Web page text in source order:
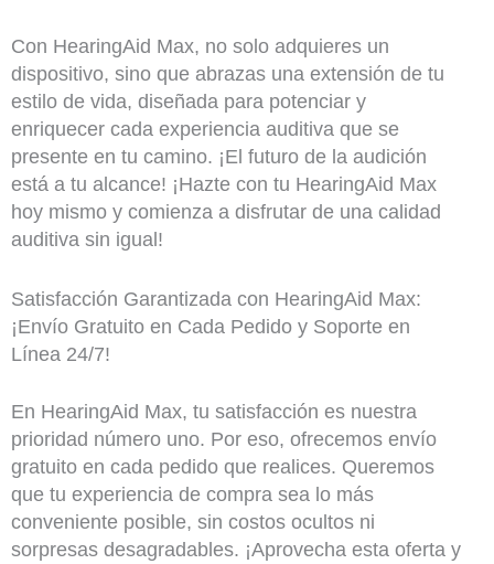
Con HearingAid Max, no solo adquieres un
dispositivo, sino que abrazas una extensión de tu
estilo de vida, diseñada para potenciar y
enriquecer cada experiencia auditiva que se
presente en tu camino. ¡El futuro de la audición
está a tu alcance! ¡Hazte con tu HearingAid Max
hoy mismo y comienza a disfrutar de una calidad
auditiva sin igual!
Satisfacción Garantizada con HearingAid Max:
¡Envío Gratuito en Cada Pedido y Soporte en
Línea 24/7!
En HearingAid Max, tu satisfacción es nuestra
prioridad número uno. Por eso, ofrecemos envío
gratuito en cada pedido que realices. Queremos
que tu experiencia de compra sea lo más
conveniente posible, sin costos ocultos ni
sorpresas desagradables. ¡Aprovecha esta oferta y